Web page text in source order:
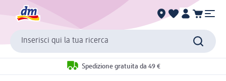
Inserisci qui la tua ricerca
Spedizione gratuita da 49 €